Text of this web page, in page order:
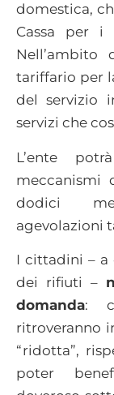
domestica,
Cassa per i
Nell’ambito
tariffario per
del servizio
servizi che
L’ente
meccanismi
dodici
agevolazioni
I cittadini – a
dei rifiuti –
domanda:
ritroveranno
“ridotta”,
poter